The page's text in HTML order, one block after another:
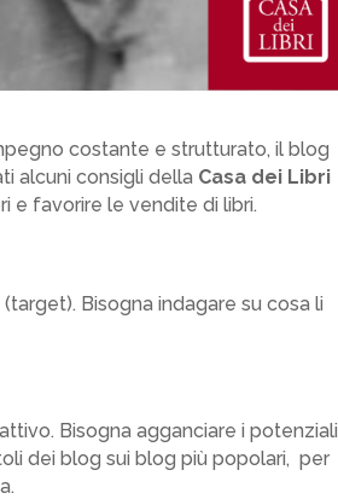
costante e strutturato, il blog
alcuni consigli della Casa dei Libri
e favorire le vendite di libri.
Bisogna indagare su cosa li
Bisogna agganciare i potenziali
dei blog sui blog più popolari, per